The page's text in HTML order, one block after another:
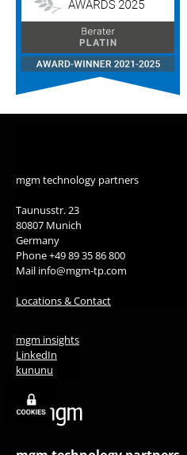
mgm technology partners
Taunusstr. 23
80807 Munich
Germany
Phone +49 89 35 86 800
Mail info@mgm-tp.com
Locations & Contact
mgm insights
LinkedIn
kununu